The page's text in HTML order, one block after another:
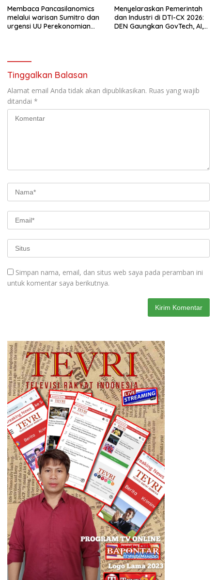
Membaca Pancasilanomics
melalui warisan Sumitro dan
urgensi UU Perekonomian
Menyelaraskan Pemerintah
dan Industri di DTI-CX 2026:
DEN Gaungkan GovTech, AI,
Tinggalkan Balasan
Alamat email Anda tidak akan dipublikasikan. Ruas yang wajib
ditandai *
Simpan nama, email, dan situs web saya pada peramban ini
untuk komentar saya berikutnya.